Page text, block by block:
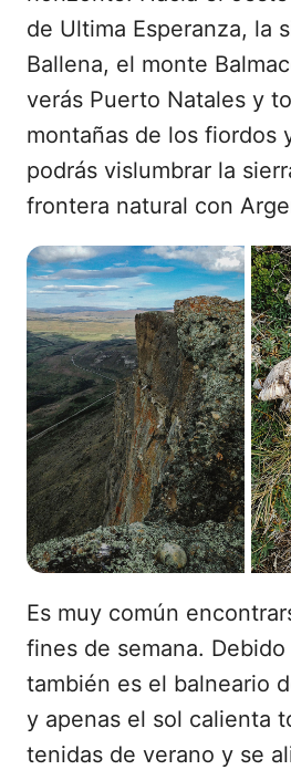
de Ultima Esperanza, la
Ballena, el monte
verás Puerto Natales y
montañas de los fiordos
podrás vislumbrar la
frontera natural con
Es muy común
fines de semana.
también es el balneario
y apenas el sol calienta
tenidas de verano y se